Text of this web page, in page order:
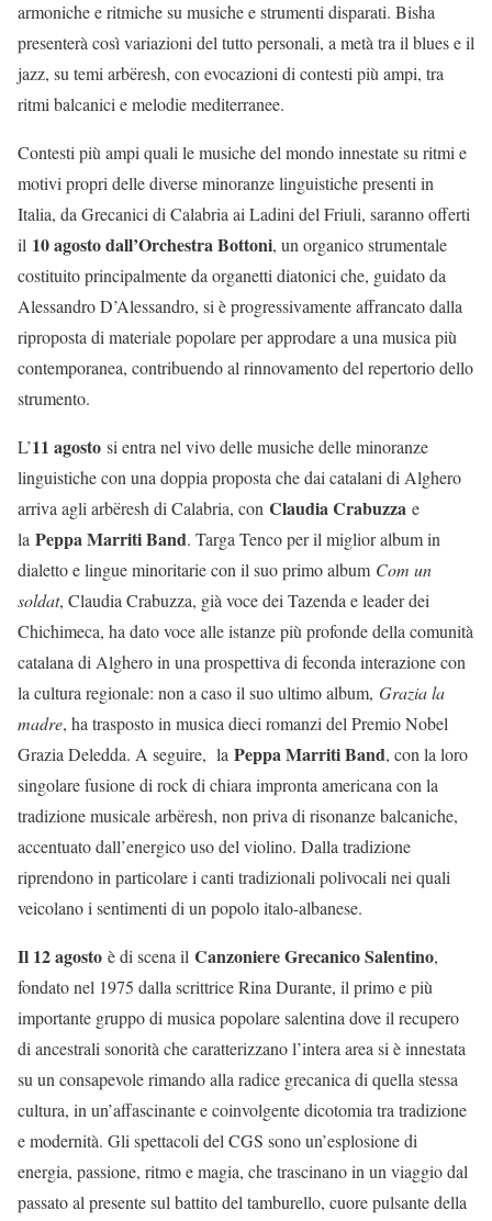
armoniche e ritmiche su musiche e strumenti disparati. Bisha
presenterà così variazioni del tutto personali, a metà tra il blues e il
jazz, su temi arbëresh, con evocazioni di contesti più ampi, tra
ritmi balcanici e melodie mediterranee.
Contesti più ampi quali le musiche del mondo innestate su ritmi e
motivi propri delle diverse minoranze linguistiche presenti in
Italia, da Grecanici di Calabria ai Ladini del Friuli, saranno offerti
il 10 agosto dall’Orchestra Bottoni, un organico strumentale
costituito principalmente da organetti diatonici che, guidato da
Alessandro D’Alessandro, si è progressivamente affrancato dalla
riproposta di materiale popolare per approdare a una musica più
contemporanea, contribuendo al rinnovamento del repertorio dello
strumento.
L’11 agosto si entra nel vivo delle musiche delle minoranze
linguistiche con una doppia proposta che dai catalani di Alghero
arriva agli arbëresh di Calabria, con Claudia Crabuzza e
la Peppa Marriti Band. Targa Tenco per il miglior album in
dialetto e lingue minoritarie con il suo primo album Com un
soldat, Claudia Crabuzza, già voce dei Tazenda e leader dei
Chichimeca, ha dato voce alle istanze più profonde della comunità
catalana di Alghero in una prospettiva di feconda interazione con
la cultura regionale: non a caso il suo ultimo album, Grazia la
madre, ha trasposto in musica dieci romanzi del Premio Nobel
Grazia Deledda. A seguire, la Peppa Marriti Band, con la loro
singolare fusione di rock di chiara impronta americana con la
tradizione musicale arbëresh, non priva di risonanze balcaniche,
accentuato dall’energico uso del violino. Dalla tradizione
riprendono in particolare i canti tradizionali polivocali nei quali
veicolano i sentimenti di un popolo italo-albanese.
Il 12 agosto è di scena il Canzoniere Grecanico Salentino,
fondato nel 1975 dalla scrittrice Rina Durante, il primo e più
importante gruppo di musica popolare salentina dove il recupero
di ancestrali sonorità che caratterizzano l’intera area si è innestata
su un consapevole rimando alla radice grecanica di quella stessa
cultura, in un’affascinante e coinvolgente dicotomia tra tradizione
e modernità. Gli spettacoli del CGS sono un’esplosione di
energia, passione, ritmo e magia, che trascinano in un viaggio dal
passato al presente sul battito del tamburello, cuore pulsante della